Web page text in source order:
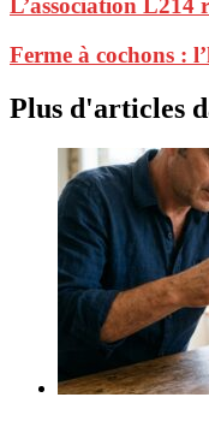
L’association L214
Ferme à cochons :
Plus d'articles